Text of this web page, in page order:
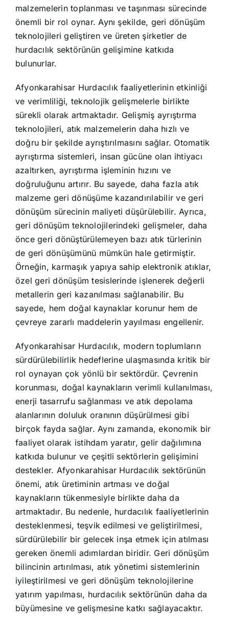
malzemelerin toplanması ve taşınması sürecinde
önemli bir rol oynar. Aynı şekilde, geri dönüşüm
teknolojileri geliştiren ve üreten şirketler de
hurdacılık sektörünün gelişimine katkıda
bulunurlar.
Afyonkarahisar Hurdacılık faaliyetlerinin etkinliği
ve verimliliği, teknolojik gelişmelerle birlikte
sürekli olarak artmaktadır. Gelişmiş ayrıştırma
teknolojileri, atık malzemelerin daha hızlı ve
doğru bir şekilde ayrıştırılmasını sağlar. Otomatik
ayrıştırma sistemleri, insan gücüne olan ihtiyacı
azaltırken, ayrıştırma işleminin hızını ve
doğruluğunu artırır. Bu sayede, daha fazla atık
malzeme geri dönüşüme kazandırılabilir ve geri
dönüşüm sürecinin maliyeti düşürülebilir. Ayrıca,
geri dönüşüm teknolojilerindeki gelişmeler, daha
önce geri dönüştürülemeyen bazı atık türlerinin
de geri dönüşümünü mümkün hale getirmiştir.
Örneğin, karmaşık yapıya sahip elektronik atıklar,
özel geri dönüşüm tesislerinde işlenerek değerli
metallerin geri kazanılması sağlanabilir. Bu
sayede, hem doğal kaynaklar korunur hem de
çevreye zararlı maddelerin yayılması engellenir.
Afyonkarahisar Hurdacılık, modern toplumların
sürdürülebilirlik hedeflerine ulaşmasında kritik bir
rol oynayan çok yönlü bir sektördür. Çevrenin
korunması, doğal kaynakların verimli kullanılması,
enerji tasarrufu sağlanması ve atık depolama
alanlarının doluluk oranının düşürülmesi gibi
birçok fayda sağlar. Aynı zamanda, ekonomik bir
faaliyet olarak istihdam yaratır, gelir dağılımına
katkıda bulunur ve çeşitli sektörlerin gelişimini
destekler. Afyonkarahisar Hurdacılık sektörünün
önemi, atık üretiminin artması ve doğal
kaynakların tükenmesiyle birlikte daha da
artmaktadır. Bu nedenle, hurdacılık faaliyetlerinin
desteklenmesi, teşvik edilmesi ve geliştirilmesi,
sürdürülebilir bir gelecek inşa etmek için atılması
gereken önemli adımlardan biridir. Geri dönüşüm
bilincinin artırılması, atık yönetimi sistemlerinin
iyileştirilmesi ve geri dönüşüm teknolojilerine
yatırım yapılması, hurdacılık sektörünün daha da
büyümesine ve gelişmesine katkı sağlayacaktır.